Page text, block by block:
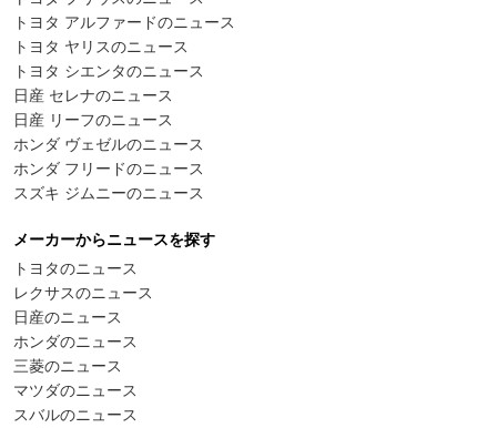
トヨタ アルファードのニュース
トヨタ ヤリスのニュース
トヨタ シエンタのニュース
日産 セレナのニュース
日産 リーフのニュース
ホンダ ヴェゼルのニュース
ホンダ フリードのニュース
スズキ ジムニーのニュース
メーカーからニュースを探す
トヨタのニュース
レクサスのニュース
日産のニュース
ホンダのニュース
三菱のニュース
マツダのニュース
スバルのニュース